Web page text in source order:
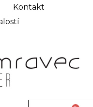
Kontakt